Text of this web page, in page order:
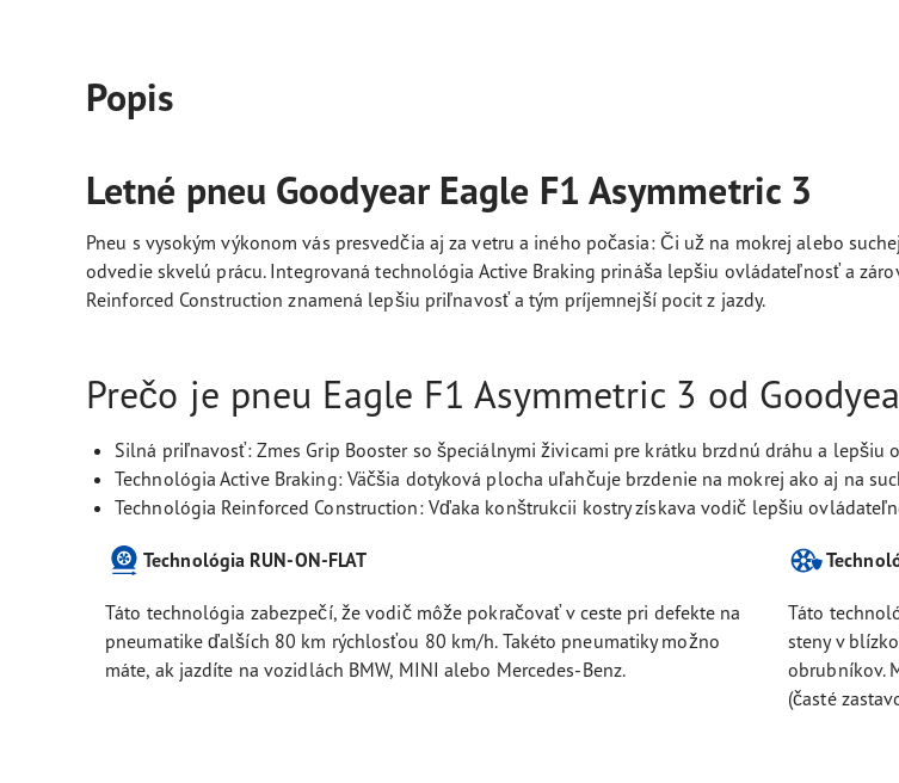
Popis
Letné pneu Goodyear Eagle F1 Asymmetric 3
Pneu s vysokým výkonom vás presvedčia aj za vetru a iného počasia: Či už na mokrej alebo
odvedie skvelú prácu. Integrovaná technológia Active Braking prináša lepšiu ovládateľnosť a
Reinforced Construction znamená lepšiu priľnavosť a tým príjemnejší pocit z jazdy.
Prečo je pneu Eagle F1 Asymmetric 3 od
Silná priľnavosť: Zmes Grip Booster so špeciálnymi živicami pre krátku brzdnú dráhu a lepšiu
Technológia Active Braking: Väčšia dotyková plocha uľahčuje brzdenie na mokrej ako aj na
Technológia Reinforced Construction: Vďaka konštrukcii kostry získava vodič lepšiu
Technológia RUN-ON-FLAT
Táto technológia zabezpečí, že vodič môže pokračovať v ceste pri defekte na
pneumatike ďalších 80 km rýchlosťou 80 km/h. Takéto pneumatiky možno
máte, ak jazdíte na vozidlách BMW, MINI alebo Mercedes-Benz.
Táto
steny v
obrubníkov.
(časté